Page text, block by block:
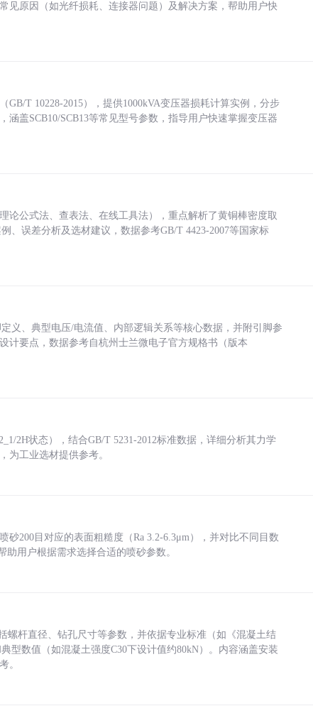
见原因（如光纤损耗、连接器问题）及解决方案，帮助用户快
T 10228-2015），提供1000kVA变压器损耗计算实例，分步
盖SCB10/SCB13等常见型号参数，指导用户快速掌握变压器
论公式法、查表法、在线工具法），重点解析了黄铜棒密度取
、误差分析及选材建议，数据参考GB/T 4423-2007等国家标
义、典型电压/电流值、内部逻辑关系等核心数据，并附引脚参
计要点，数据参考自杭州士兰微电子官方规格书（版本
2H状态），结合GB/T 5231-2012标准数据，详细分析其力学
为工业选材提供参考。
200目对应的表面粗糙度（Ra 3.2-6.3μm），并对比不同目数
用户根据需求选择合适的喷砂参数。
螺杆直径、钻孔尺寸等参数，并依据专业标准（如《混凝土结
型数值（如混凝土强度C30下设计值约80kN）。内容涵盖安装
。